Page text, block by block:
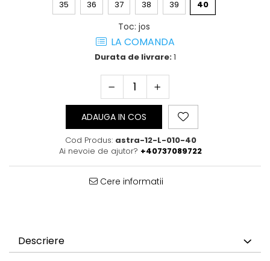
35
36 37 38 39 40
Toc: jos
LA COMANDA
Durata de livrare:1
ADAUGA IN COS
Cod Produs: astra-12-L-010-40
Ai nevoie de ajutor? +40737089722
Cere informatii
Descriere